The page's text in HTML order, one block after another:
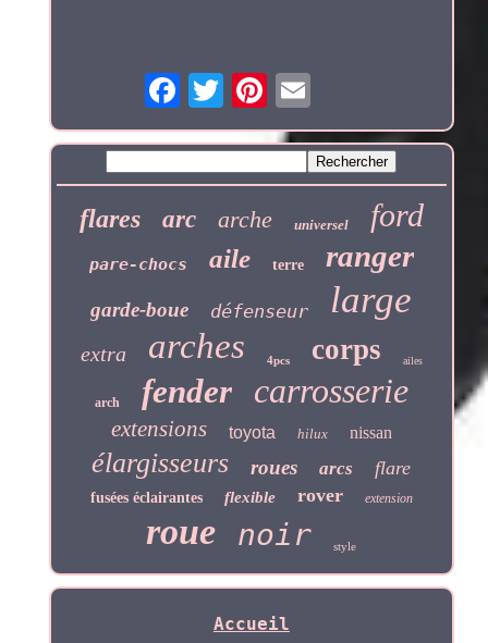
flares arc arche universel ford
pare-chocs aile terre ranger
garde-boue défenseur large
extra arches 4pcs corps ailes
arch fender carrosserie
extensions toyota hilux nissan
élargisseurs roues arcs flare
fusées éclairantes flexible rover extension
roue noir style
Accueil